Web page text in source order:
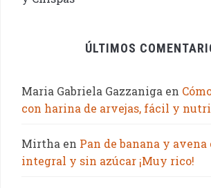
ÚLTIMOS
Maria Gabriela Gazzaniga en
con harina de arvejas, fácil y
Mirtha en Pan de banana y
integral y sin azúcar ¡Muy rico!